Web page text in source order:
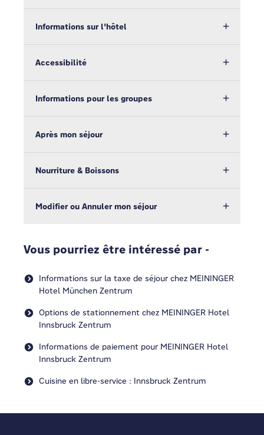
Informations sur l'hôtel
Accessibilité
Informations pour les groupes
Après mon séjour
Nourriture & Boissons
Modifier ou Annuler mon séjour
Vous pourriez être intéressé par -
Informations sur la taxe de séjour chez MEININGER
Hotel München Zentrum
Options de stationnement chez MEININGER Hotel
Innsbruck Zentrum
Informations de paiement pour MEININGER Hotel
Innsbruck Zentrum
Cuisine en libre-service : Innsbruck Zentrum